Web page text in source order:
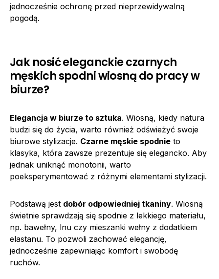
jednocześnie ochronę przed nieprzewidywalną
pogodą.
Jak nosić eleganckie czarnych
męskich spodni wiosną do pracy w
biurze?
Elegancja w biurze to sztuka. Wiosną, kiedy natura
budzi się do życia, warto również odświeżyć swoje
biurowe stylizacje. Czarne męskie spodnie to
klasyka, która zawsze prezentuje się elegancko. Aby
jednak uniknąć monotonii, warto
poeksperymentować z różnymi elementami stylizacji.
Podstawą jest dobór odpowiedniej tkaniny. Wiosną
świetnie sprawdzają się spodnie z lekkiego materiału,
np. bawełny, lnu czy mieszanki wełny z dodatkiem
elastanu. To pozwoli zachować elegancję,
jednocześnie zapewniając komfort i swobodę
ruchów.